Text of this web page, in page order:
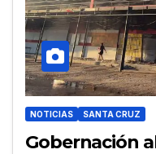
NOTICIAS SANTA CRUZ
Gobernación